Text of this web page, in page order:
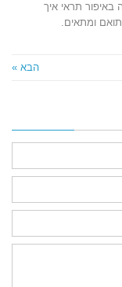
תראי איך
ומתאים.
הבא »